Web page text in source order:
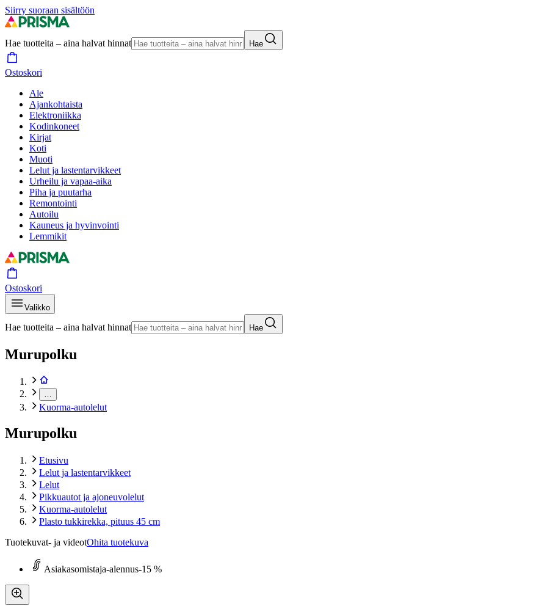
Siirry suoraan sisältöön
Hae tuotteita – aina halvat hinnat Hae
Ostoskori
Ale
Ajankohtaista
Elektroniikka
Kodinkoneet
Kirjat
Koti
Muoti
Lelut ja lastentarvikkeet
Urheilu ja vapaa-aika
Piha ja puutarha
Remontointi
Autoilu
Kauneus ja hyvinvointi
Lemmikit
Ostoskori
Valikko
Hae tuotteita – aina halvat hinnat Hae
Murupolku
Kuorma-autolelut
Murupolku
Etusivu
Lelut ja lastentarvikkeet
Lelut
Pikkuautot ja ajoneuvolelut
Kuorma-autolelut
Plasto tukkirekka, pituus 45 cm
Tuotekuvat- ja videotOhita tuotekuva
Asiakasomistaja-alennus-15 %